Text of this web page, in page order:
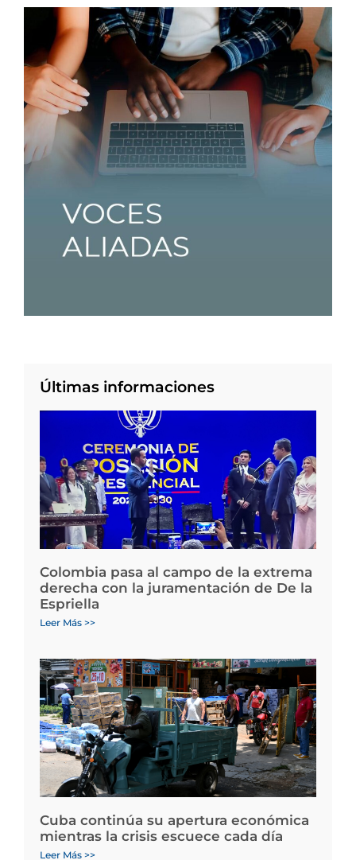
Últimas informaciones
Colombia pasa al campo de la extrema
derecha con la juramentación de De la
Espriella
Leer Más >>
Cuba continúa su apertura económica
mientras la crisis escuece cada día
Leer Más >>